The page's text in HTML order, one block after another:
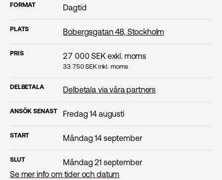
FORMAT Dagtid
PLATS Bobergsgatan 48, Stockholm
PRIS 27 000 SEK exkl. moms
33 750SEK inkl. moms
DELBETALA Delbetala via våra partners
ANSÖK SENAST Fredag 14 augusti
START Måndag 14 september
SLUT
Måndag 21 september
Se mer info om tider och datum